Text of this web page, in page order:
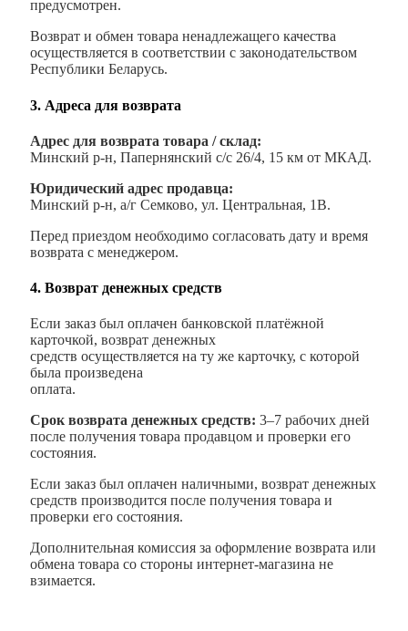
предусмотрен.
Возврат и обмен товара ненадлежащего качества
осуществляется в соответствии с законодательством
Республики Беларусь.
3. Адреса для возврата
Адрес для возврата товара / склад:
Минский р-н, Папернянский с/с 26/4, 15 км от МКАД.
Юридический адрес продавца:
Минский р-н, а/г Семково, ул. Центральная, 1В.
Перед приездом необходимо согласовать дату и время
возврата с менеджером.
4. Возврат денежных средств
Если заказ был оплачен банковской платёжной
карточкой, возврат денежных
средств осуществляется на ту же карточку, с которой
была произведена
оплата.
Срок возврата денежных средств: 3–7 рабочих дней
после получения товара продавцом и проверки его
состояния.
Если заказ был оплачен наличными, возврат денежных
средств производится после получения товара и
проверки его состояния.
Дополнительная комиссия за оформление возврата или
обмена товара со стороны интернет-магазина не
взимается.